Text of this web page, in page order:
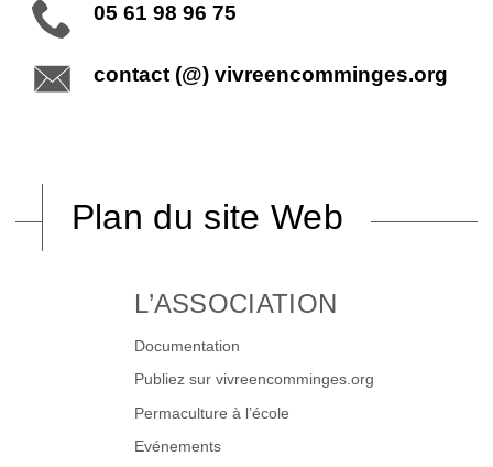
05 61 98 96 75
contact (@) vivreencomminges.org
Plan du site Web
L’ASSOCIATION
Documentation
Publiez sur vivreencomminges.org
Permaculture à l’école
Evénements